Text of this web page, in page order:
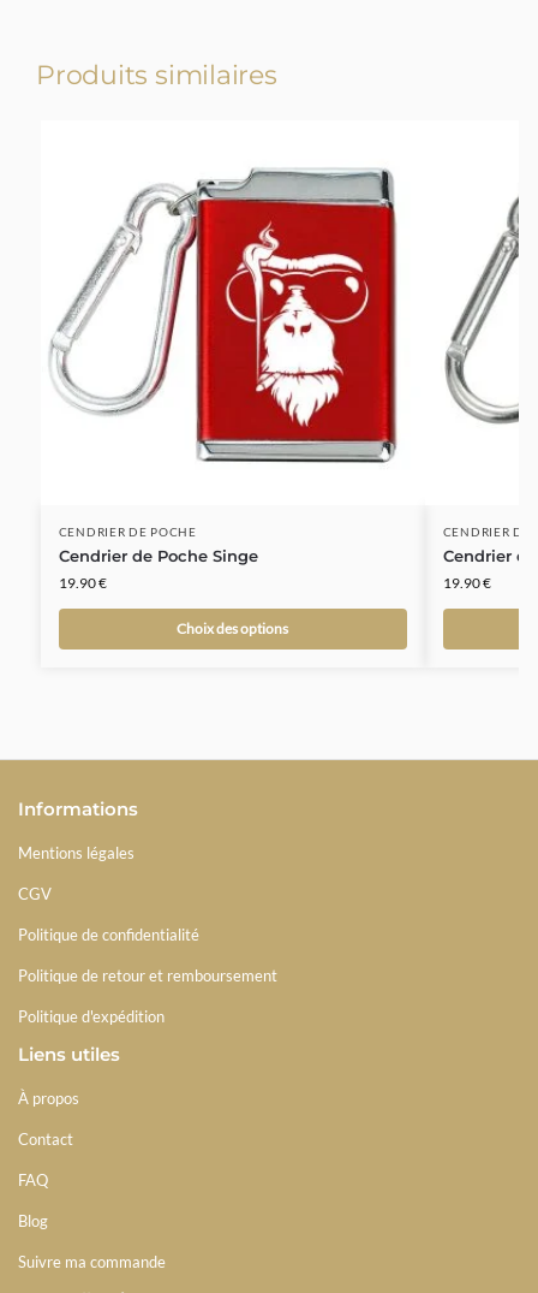
Produits similaires
CENDRIER DE POCHE
Cendrier de Poche Singe
19.90€
Choix des options
CENDRIER DE
Cendrier
19.90€
Informations
Mentions légales
CGV
Politique de confidentialité
Politique de retour et remboursement
Politique d'expédition
Liens utiles
À propos
Contact
FAQ
Blog
Suivre ma commande